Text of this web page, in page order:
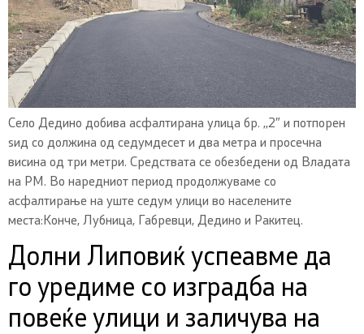
Село Дедино добива асфалтирана улица бр. ,,2″ и потпорен
ѕид со должина од седумдесет и два метра и просечна
висина од три метри. Средствата се обезбедени од Владата
на РМ. Во наредниот период продолжуваме со
асфалтирање на уште седум улици во населените
места:Конче, Лубница, Габревци, Дедино и Ракитец.
Долни Липовиќ успеавме да
го уредиме со изградба на
повеќе улици и заличува на